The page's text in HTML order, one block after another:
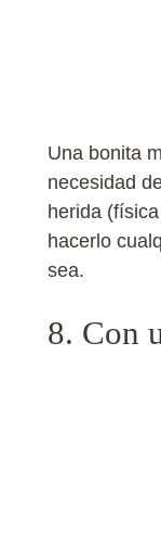
Una bonita
necesidad
herida
hacerlo
sea.
8. Con